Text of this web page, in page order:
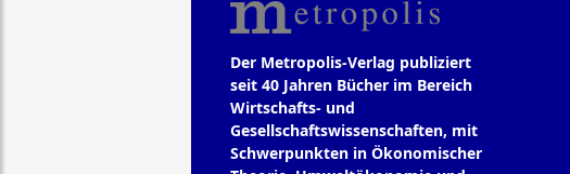
Der Metropolis-Verlag publiziert
seit 40 Jahren Bücher im Bereich
Wirtschafts- und
Gesellschaftswissenschaften, mit
Schwerpunkten in Ökonomischer